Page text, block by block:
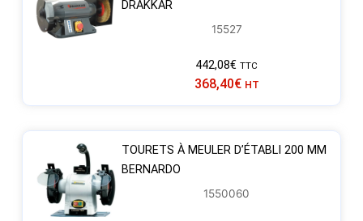
DRAKKAR
15527
442,08€ TTC
368,40€ HT
TOURETS À MEULER D’ÉTABLI 200 MM
BERNARDO
1550060